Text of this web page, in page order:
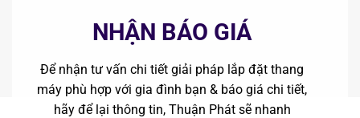
NHẬN BÁO GIÁ
Để nhận tư vấn chi tiết giải pháp lắp đặt thang
máy phù hợp với gia đình bạn & báo giá chi tiết,
hãy để lại thông tin, Thuận Phát sẽ nhanh